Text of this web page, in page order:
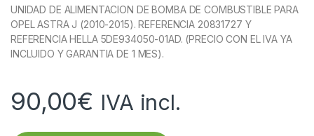
UNIDAD DE ALIMENTACION DE BOMBA DE COMBUSTIBLE PARA
OPEL ASTRA J (2010-2015). REFERENCIA 20831727 Y
REFERENCIA HELLA 5DE934050-01AD. (PRECIO CON EL IVA YA
INCLUIDO Y GARANTIA DE 1 MES).
90,00€ IVA incl.